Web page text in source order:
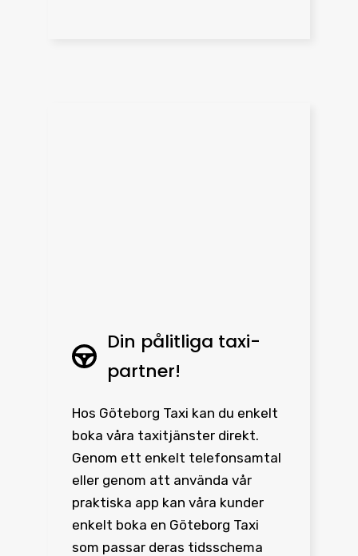
Din pålitliga taxi-
partner!
Hos Göteborg Taxi kan du enkelt
boka våra taxitjänster direkt.
Genom ett enkelt telefonsamtal
eller genom att använda vår
praktiska app kan våra kunder
enkelt boka en Göteborg Taxi
som passar deras tidsschema